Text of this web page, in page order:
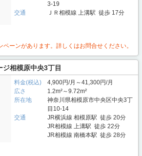
3-19
交通
ＪＲ相模線 上溝駅 徒歩 17分
ーンがあります。詳しくはお問合せください。
ジ相模原中央3丁目
料金(税込)
4,900円/月～41,300円/月
広さ
1.2m²～9.72m²
所在地
神奈川県相模原市中央区中央3丁
目10-14
交通
JR横浜線 相模原駅 徒歩 20分
JR相模線 上溝駅 徒歩 22分
JR相模線 南橋本駅 徒歩 28分